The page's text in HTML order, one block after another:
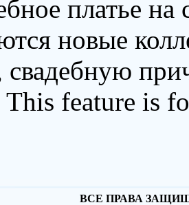
платье
новые
свадебную
This feature is
ВСЕ ПРАВА